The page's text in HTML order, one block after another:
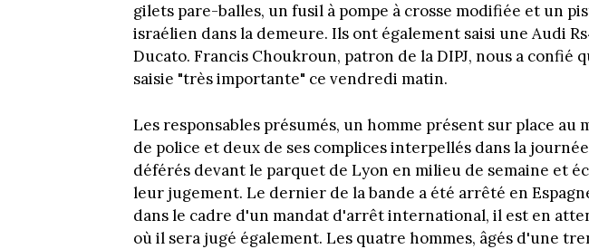
gilets pare-balles, un fusil à pompe à crosse modifiée et un
israélien dans la demeure. Ils ont également saisi une Audi
Ducato. Francis Choukroun, patron de la DIPJ, nous a confié
saisie "très importante" ce vendredi matin.
Les responsables présumés, un homme présent sur place au
de police et deux de ses complices interpellés dans la
déférés devant le parquet de Lyon en milieu de semaine et
leur jugement. Le dernier de la bande a été arrêté en
dans le cadre d'un mandat d'arrêt international, il est en
où il sera jugé également. Les quatre hommes, âgés d'une